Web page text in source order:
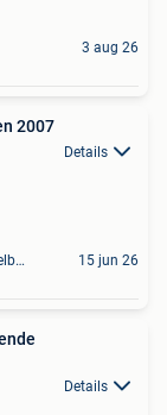
3 aug 26
2007
Details
Zwijnaarde+Deel Van Merelbeke 15 jun 26
Details